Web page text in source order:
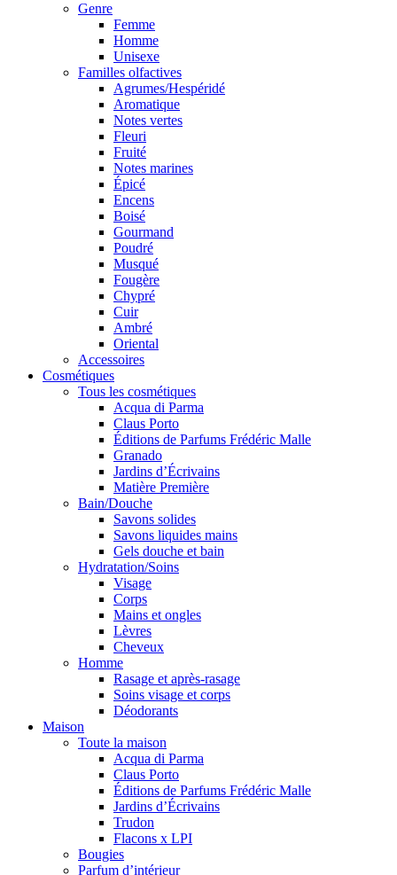
Genre
Femme
Homme
Unisexe
Familles olfactives
Agrumes/Hespéridé
Aromatique
Notes vertes
Fleuri
Fruité
Notes marines
Épicé
Encens
Boisé
Gourmand
Poudré
Musqué
Fougère
Chypré
Cuir
Ambré
Oriental
Accessoires
Cosmétiques
Tous les cosmétiques
Acqua di Parma
Claus Porto
Éditions de Parfums Frédéric Malle
Granado
Jardins d’Écrivains
Matière Première
Bain/Douche
Savons solides
Savons liquides mains
Gels douche et bain
Hydratation/Soins
Visage
Corps
Mains et ongles
Lèvres
Cheveux
Homme
Rasage et après-rasage
Soins visage et corps
Déodorants
Maison
Toute la maison
Acqua di Parma
Claus Porto
Éditions de Parfums Frédéric Malle
Jardins d’Écrivains
Trudon
Flacons x LPI
Bougies
Parfum d’intérieur